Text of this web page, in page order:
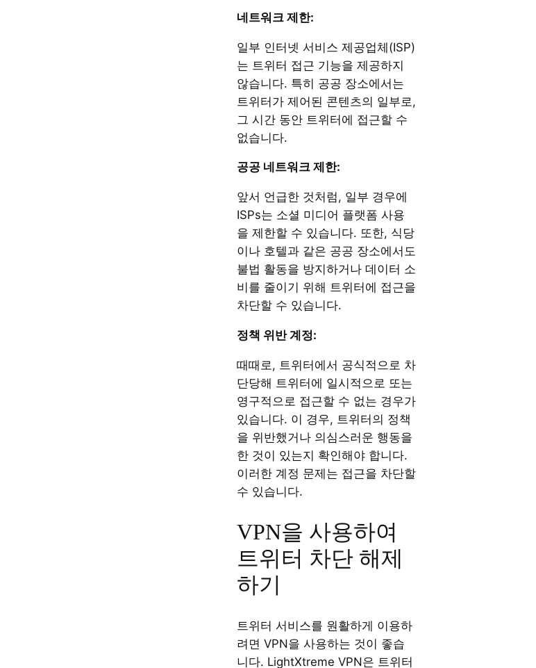
네트워크 제한:
일부 인터넷 서비스 제공업체(ISP)
는 트위터 접근 기능을 제공하지
않습니다. 특히 공공 장소에서는
트위터가 제어된 콘텐츠의 일부로,
그 시간 동안 트위터에 접근할 수
없습니다.
공공 네트워크 제한:
앞서 언급한 것처럼, 일부 경우에
ISPs는 소셜 미디어 플랫폼 사용
을 제한할 수 있습니다. 또한, 식당
이나 호텔과 같은 공공 장소에서도
불법 활동을 방지하거나 데이터 소
비를 줄이기 위해 트위터에 접근을
차단할 수 있습니다.
정책 위반 계정:
때때로, 트위터에서 공식적으로 차
단당해 트위터에 일시적으로 또는
영구적으로 접근할 수 없는 경우가
있습니다. 이 경우, 트위터의 정책
을 위반했거나 의심스러운 행동을
한 것이 있는지 확인해야 합니다.
이러한 계정 문제는 접근을 차단할
수 있습니다.
VPN을 사용하여
트위터 차단 해제
하기
트위터 서비스를 원활하게 이용하
려면 VPN을 사용하는 것이 좋습
니다. LightXtreme VPN은 트위터